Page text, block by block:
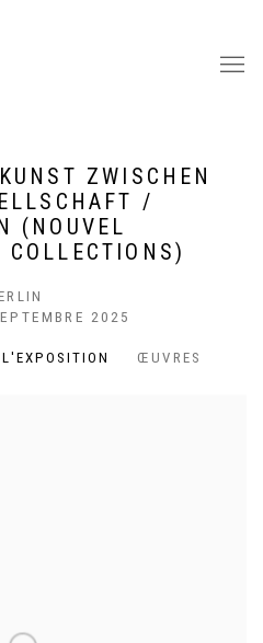
ZWISCHEN P
/ E
A
2025
ŒUVRES